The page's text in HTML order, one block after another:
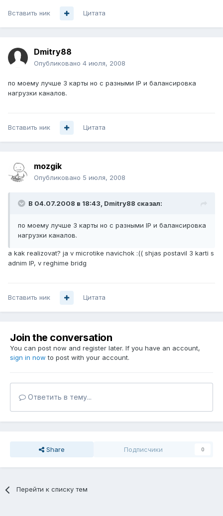
Вставить ник Цитата
Dmitry88
Опубликовано 4 июля, 2008
по моему лучше 3 карты но с разными IP и балансировка
нагрузки каналов.
Вставить ник Цитата
mozgik
Опубликовано 5 июля, 2008
В 04.07.2008 в 18:43, Dmitry88 сказал:
по моему лучше 3 карты но с разными IP и балансировка
нагрузки каналов.
a kak realizovat? ja v microtike navichok :(( shjas postavil 3 karti s
adnim IP, v reghime bridg
Вставить ник Цитата
Join the conversation
You can post now and register later. If you have an account,
sign in now to post with your account.
Ответить в тему...
Share Подписчики 0
Перейти к списку тем